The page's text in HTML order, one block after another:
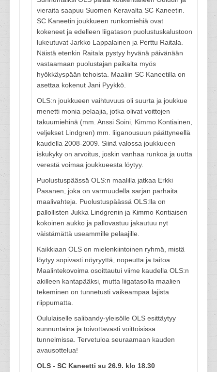
vieraita saapuu Suomen Keravalta SC Kaneetin.
SC Kaneetin joukkueen runkomiehiä ovat
kokeneet ja edelleen liigatason puolustuskalustoon
lukeutuvat Jarkko Lappalainen ja Perttu Raitala.
Näistä etenkin Raitala pystyy hyvänä päivänään
vastaamaan puolustajan paikalta myös
hyökkäyspään tehoista. Maaliin SC Kaneetilla on
asettaa kokenut Jani Pyykkö.
OLS:n joukkueen vaihtuvuus oli suurta ja joukkue
menetti monia pelaajia, jotka olivat voittojen
takuumiehinä (mm. Anssi Soini, Kimmo Kontiainen,
veljekset Lindgren) mm. liiganousuun päättyneellä
kaudella 2008-2009. Siinä valossa joukkueen
iskukyky on arvoitus, joskin vanhaa runkoa ja uutta
verestä voimaa joukkueesta löytyy.
Puolustuspäässä OLS:n maalilla jatkaa Erkki
Pasanen, joka on varmuudella sarjan parhaita
maalivahteja. Puolustuspäässä OLS:lla on
pallollisten Jukka Lindgrenin ja Kimmo Kontiaisen
kokoinen aukko ja pallovastuu jakautuu nyt
väistämättä useammille pelaajille.
Kaikkiaan OLS on mielenkiintoinen ryhmä, mistä
löytyy sopivasti nöyryyttä, nopeutta ja taitoa.
Maalintekovoima osoittautui viime kaudella OLS:n
akilleen kantapääksi, mutta liigatasolla maalien
tekeminen on tunnetusti vaikeampaa lajista
riippumatta.
Oululaiselle salibandy-yleisölle OLS esittäytyy
sunnuntaina ja toivottavasti voittoisissa
tunnelmissa. Tervetuloa seuraamaan kauden
avausottelua!
OLS - SC Kaneetti su 26.9. klo 18.30